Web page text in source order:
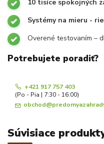
10 tisíce spokojných
Systémy na mieru -
Overené testovaním –
Potrebujete poradiť?
+421 917 757 403
(Po - Pia | 7:30 - 16:00)
Súvisiace